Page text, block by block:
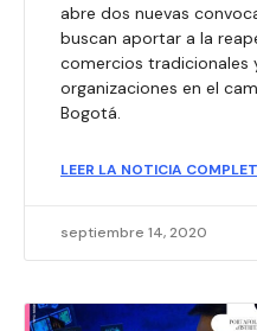
abre dos nuevas
buscan aportar a la
comercios tradicionales
organizaciones en el
Bogotá.
LEER LA NOTICIA
septiembre 14, 2020